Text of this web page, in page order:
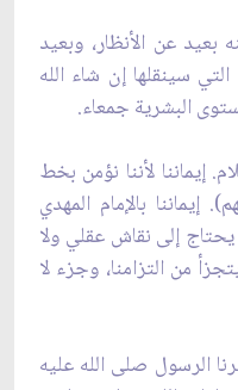
بعيد عن الأنظار، وبعيد
سينقلها إن شاء الله
البشرية جمعاء.
إيماننا لأننا نؤمن بخط
إيماننا بالإمام المهدي
إلى نقاش عقلي ولا
من التزامنا، وجزء لا
الرسول صلى الله عليه